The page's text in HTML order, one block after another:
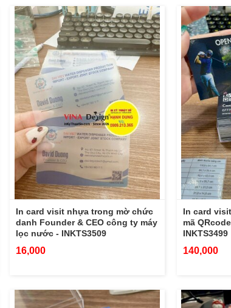
In card visit nhựa trong mờ chức
danh Founder & CEO công ty máy
lọc nước - INKTS3509
16,000
In card
mã
INKTS3499
140,000